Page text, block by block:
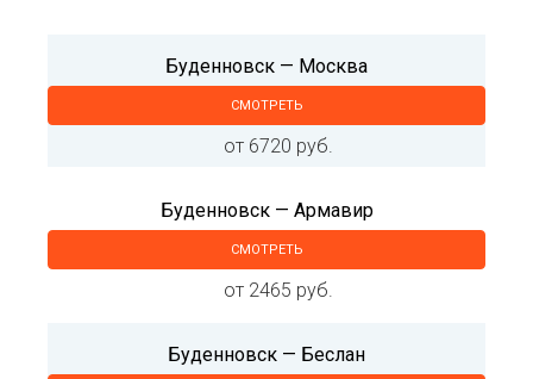
Буденновск — Москва
СМОТРЕТЬ
от 6720 руб.
Буденновск — Армавир
СМОТРЕТЬ
от 2465 руб.
Буденновск — Беслан